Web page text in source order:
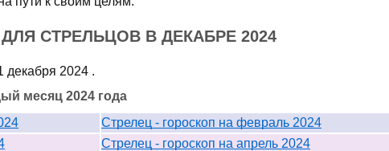
СТРЕЛЬЦОВ В ДЕКАБРЕ 2024
декабря 2024 .
месяц 2024 года
Стрелец - гороскоп на февраль 2024
Стрелец - гороскоп на апрель 2024